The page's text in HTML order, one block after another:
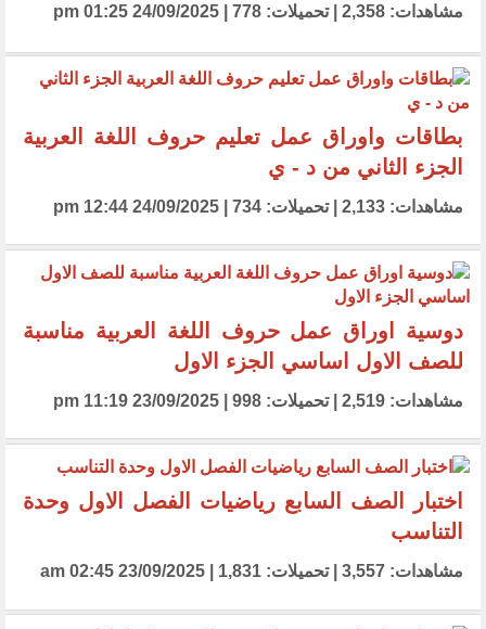
مشاهدات: 2,358 | تحميلات: 778 | 24/09/2025 01:25 pm
بطاقات واوراق عمل تعليم حروف اللغة العربية
الجزء الثاني من د - ي
مشاهدات: 2,133 | تحميلات: 734 | 24/09/2025 12:44 pm
دوسية اوراق عمل حروف اللغة العربية مناسبة
للصف الاول اساسي الجزء الاول
مشاهدات: 2,519 | تحميلات: 998 | 23/09/2025 11:19 pm
اختبار الصف السابع رياضيات الفصل الاول وحدة
التناسب
مشاهدات: 3,557 | تحميلات: 1,831 | 23/09/2025 02:45 am